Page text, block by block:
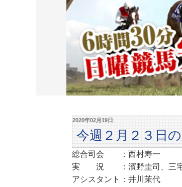
2020年02月19日
今週２月２３日
総合司会 ：西村寿一
実 況 ：濱野圭司、三宅
アシスタント：井川茉代